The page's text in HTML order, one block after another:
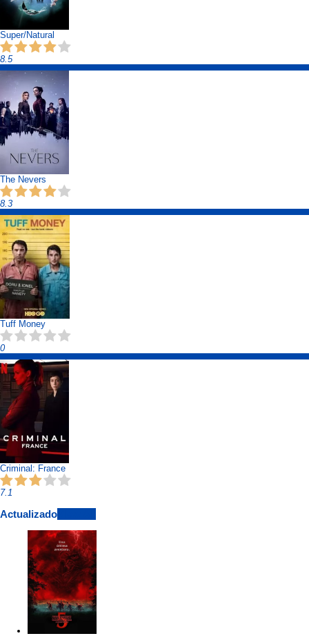
Super/Natural
8.5
The Nevers
8.3
Tuff Money
0
Criminal: France
7.1
Actualizado